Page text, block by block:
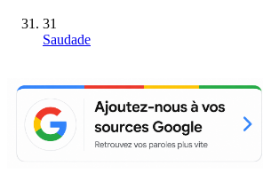
31
Saudade